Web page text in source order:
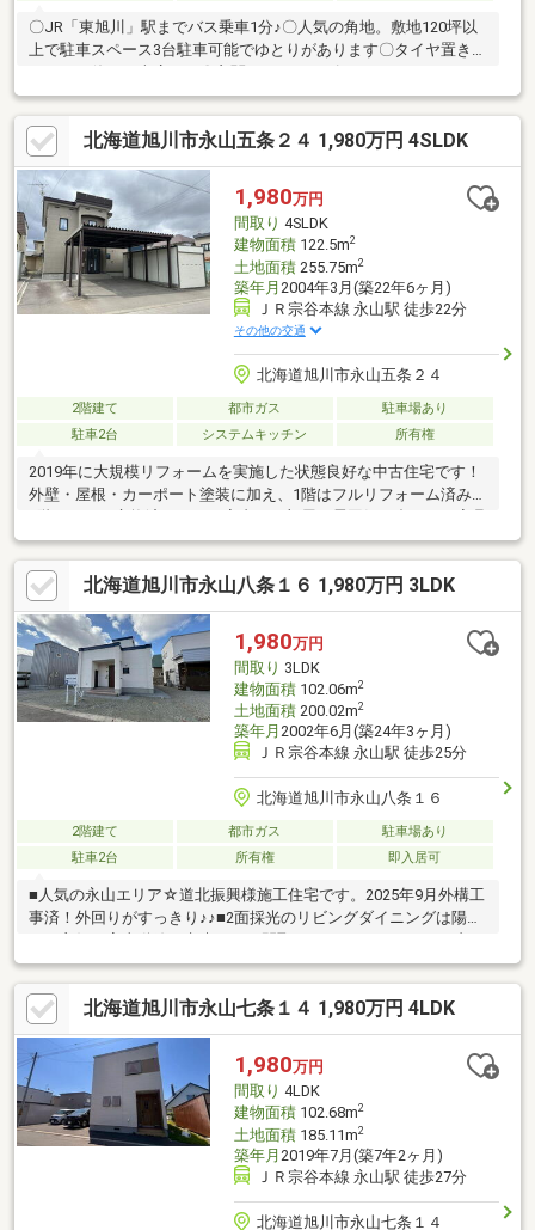
〇JR「東旭川」駅までバス乗車1分♪〇人気の角地。敷地120坪以
上で駐車スペース3台駐車可能でゆとりがあります〇タイヤ置き場
他収納方で荷物もすっきり整理が可能です〇うれしい全洋室8帖以
上♪各部屋にクローゼットorウォークインクローゼット完備
北海道旭川市永山五条２４ 1,980万円 4SLDK
1,980万円
間取り 4SLDK
建物面積122.5m2
土地面積255.75m2
築年月 2004年3月(築22年6ヶ月)
ＪＲ宗谷本線 永山駅 徒歩22分
その他の交通
北海道旭川市永山五条２４
2階建て 都市ガス
駐車場あり
駐車2台
システムキッチン 所有権
2019年に大規模リフォームを実施した状態良好な中古住宅です！
外壁・屋根・カーポート塗装に加え、1階はフルリフォーム済み、
付きで、統一感のある空間に仕上がっております！駐車スペース
はカーポート2台、車庫1台、青空1台の計4台分を確保！裏庭には
人工芝とウッドデッキがあり、ご家族でゆったり過ごせます！現
在空家のため、いつでもご内覧可能です！
北海道旭川市永山八条１６ 1,980万円 3LDK
1,980万円
間取り 3LDK
建物面積102.06m2
土地面積200.02m2
築年月 2002年6月(築24年3ヶ月)
ＪＲ宗谷本線 永山駅 徒歩25分
北海道旭川市永山八条１６
2階建て 都市ガス
駐車場あり
駐車2台
所有権 即入居可
■人気の永山エリア☆道北振興様施工住宅です。2025年9月外構工
事済！外回りがすっきり♪♪■2面採光のリビングダイニングは陽当
川市志峯高等学校や中央公園まで徒歩圏内♪■ご案内可能です！お
気軽にお問い合わせ下さい。
北海道旭川市永山七条１４ 1,980万円 4LDK
1,980万円
間取り 4LDK
建物面積102.68m2
土地面積185.11m2
築年月 2019年7月(築7年2ヶ月)
ＪＲ宗谷本線 永山駅 徒歩27分
北海道旭川市永山七条１４